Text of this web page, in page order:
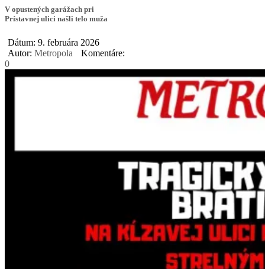
V opustených garážach pri
Prístavnej ulici našli telo muža
Dátum: 9. februára 2026
Autor: Metropola
Komentáre:
0